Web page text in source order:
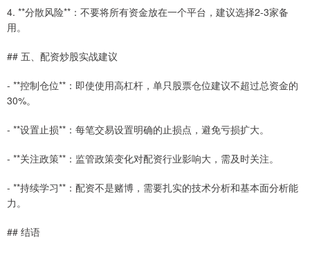
4. **分散风险**：不要将所有资金放在一个平台，建议选择2-3家备
用。
## 五、配资炒股实战建议
- **控制仓位**：即使使用高杠杆，单只股票仓位建议不超过总资金的
30%。
- **设置止损**：每笔交易设置明确的止损点，避免亏损扩大。
- **关注政策**：监管政策变化对配资行业影响大，需及时关注。
- **持续学习**：配资不是赌博，需要扎实的技术分析和基本面分析能
力。
## 结语